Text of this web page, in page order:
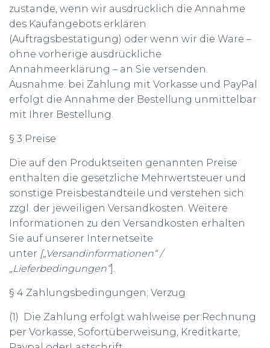
zustande, wenn wir ausdrücklich die Annahme
des Kaufangebots erklären
(Auftragsbestätigung) oder wenn wir die Ware –
ohne vorherige ausdrückliche
Annahmeerklärung – an Sie versenden.
Ausnahme: bei Zahlung mit Vorkasse und PayPal
erfolgt die Annahme der Bestellung unmittelbar
mit Ihrer Bestellung.
§ 3 Preise
Die auf den Produktseiten genannten Preise
enthalten die gesetzliche Mehrwertsteuer und
sonstige Preisbestandteile und verstehen sich
zzgl. der jeweiligen Versandkosten. Weitere
Informationen zu den Versandkosten erhalten
Sie auf unserer Internetseite
unter [„Versandinformationen“ /
„Lieferbedingungen“].
§ 4 Zahlungsbedingungen; Verzug
(1) Die Zahlung erfolgt wahlweise per:Rechnung
per Vorkasse, Sofortüberweisung, Kreditkarte,